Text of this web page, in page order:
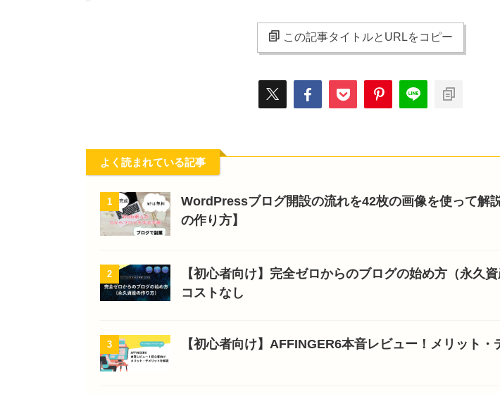
この記事タイトルとURLをコピー
よく読まれている記事
1
WordPressブログ開設の流れを42枚の画像を使って解
の作り方】
2
【初心者向け】完全ゼロからのブログの始め方（永久
コストなし
3 【初心者向け】AFFINGER6本音レビュー！メリット・